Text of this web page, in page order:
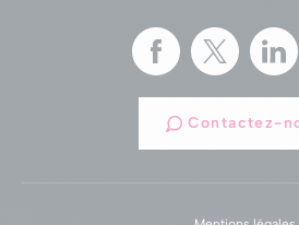
Contactez-